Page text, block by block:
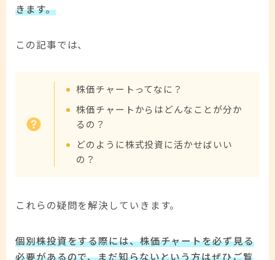
きます。
この記事では、
株価チャートってなに？
株価チャートからはどんなことが分か
るの？
どのように株式投資に活かせばいい
の？
これらの疑問を解決していきます。
個別株投資をする際には、株価チャートを必ず見る
必要があるので、まだ知らないという方はぜひご覧